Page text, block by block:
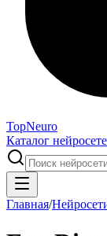
TopNeuro
Каталог
Главная/